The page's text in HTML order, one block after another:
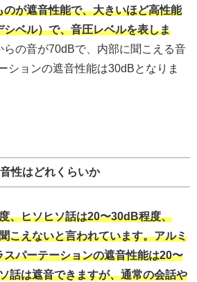
が遮音性能で、大きいほど高性能
ベル）で、音圧レベルを表しま
らの音が70dBで、内部に聞こえる音
ションの遮音性能は30dBとなりま
性はどれくらいか
、ヒソヒソ話は20〜30dB程度、
こえないと言われています。アルミ
パーテーションの遮音性能は20〜
話は遮音できますが、通常の会話や